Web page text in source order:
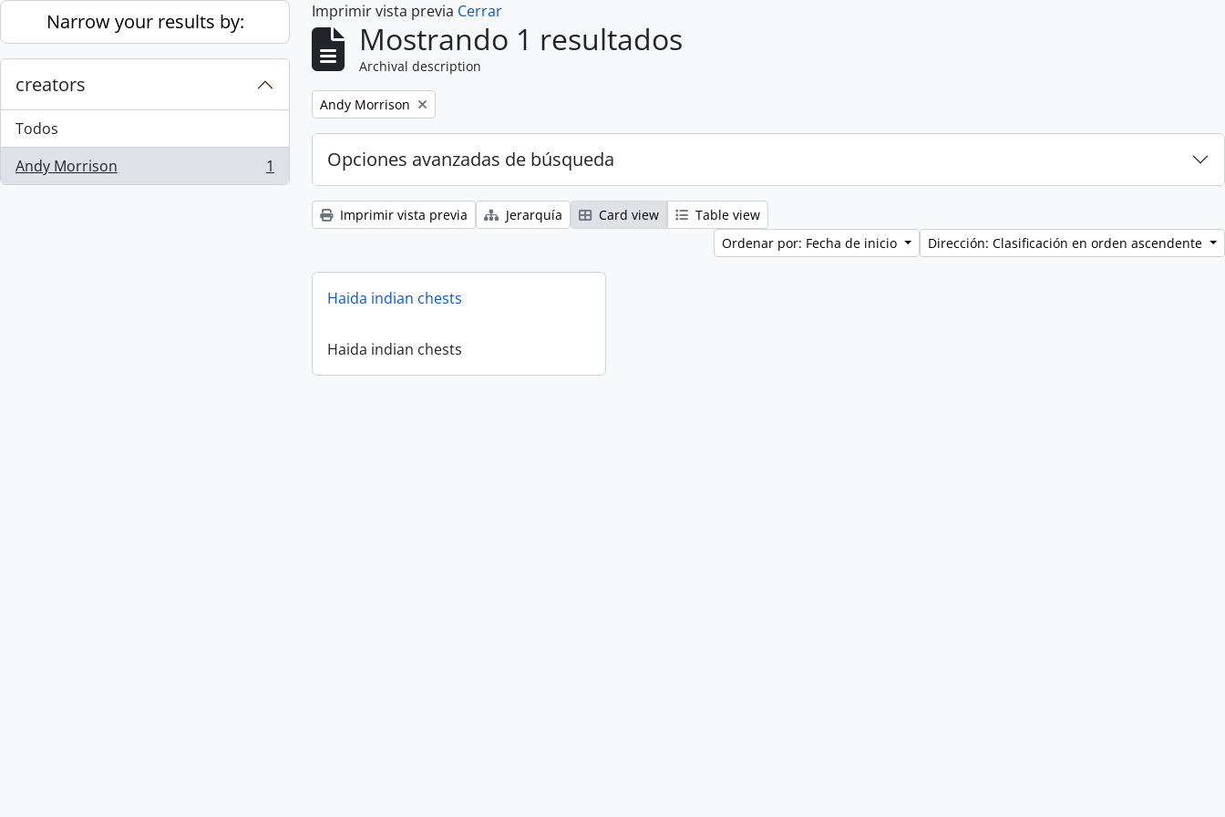
Skip to main content
Narrow your results by:
creators
Todos
Andy Morrison
, 1 resultados 1
Imprimir vista previa Cerrar
Mostrando 1 resultados
Archival description
Remove filter:
Andy Morrison
Opciones avanzadas de búsqueda
Imprimir vista previa Jerarquía Card view
Table view
Ordenar por: Fecha de inicio
Dirección: Clasificación en orden ascendente
Haida indian chests
Haida indian chests